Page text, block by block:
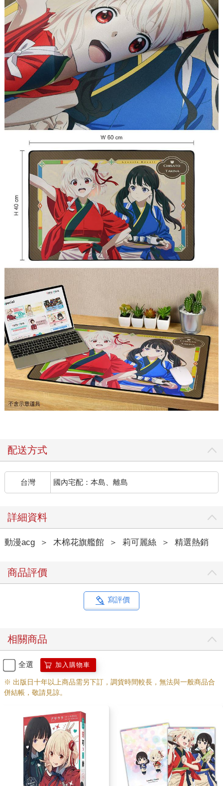
配送方式
台灣 國內宅配：本島、離島
詳細資料
動漫acg ＞ 木棉花旗艦館 ＞ 莉可麗絲 ＞ 精選熱銷
商品評價
寫評價
相關商品
全選 加入購物車
※ 出版日十年以上商品需另下訂，調貨時間較長，無法與一般商品合
併結帳，敬請見諒。